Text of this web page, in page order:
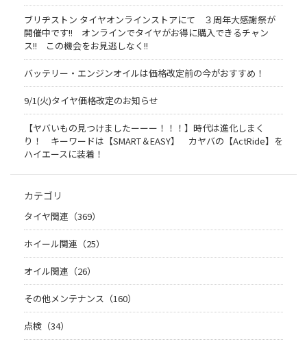
ブリヂストン タイヤオンラインストアにて ３周年大感謝祭が
開催中です!! オンラインでタイヤがお得に購入できるチャン
ス!! この機会をお見逃しなく!!
バッテリー・エンジンオイルは価格改定前の今がおすすめ！
9/1(火)タイヤ価格改定のお知らせ
【ヤバいもの見つけましたーーー！！！】時代は進化しまく
り！ キーワードは【SMART＆EASY】 カヤバの【ActRide】を
ハイエースに装着！
カテゴリ
タイヤ関連（369）
ホイール関連（25）
オイル関連（26）
その他メンテナンス（160）
点検（34）